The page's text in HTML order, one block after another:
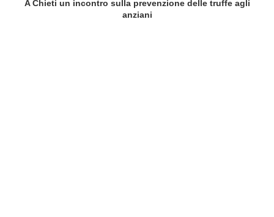
A Chieti un incontro sulla prevenzione delle truffe agli
anziani